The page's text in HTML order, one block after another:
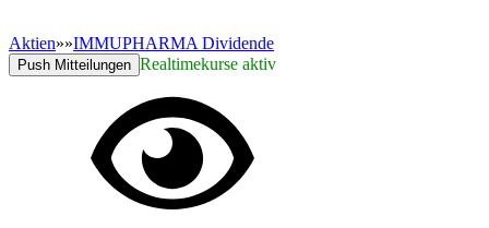
Aktien»»IMMUPHARMA Dividende
Push Mitteilungen Realtimekurse aktiv